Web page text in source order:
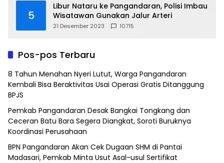
5
Libur Nataru ke Pangandaran, Polisi Imbau
Wisatawan Gunakan Jalur Arteri
21 Desember 2023 10715
Pos-pos Terbaru
8 Tahun Menahan Nyeri Lutut, Warga Pangandaran
Kembali Bisa Beraktivitas Usai Operasi Gratis Ditanggung
BPJS
Pemkab Pangandaran Desak Bangkai Tongkang dan
Ceceran Batu Bara Segera Diangkat, Soroti Buruknya
Koordinasi Perusahaan
BPN Pangandaran Akan Cek Dugaan SHM di Pantai
Madasari, Pemkab Minta Usut Asal-usul Sertifikat